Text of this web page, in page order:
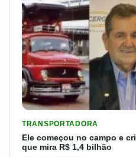
TRANSPORTADORA
Ele começou no campo e
que mira R$ 1,4 bilhão